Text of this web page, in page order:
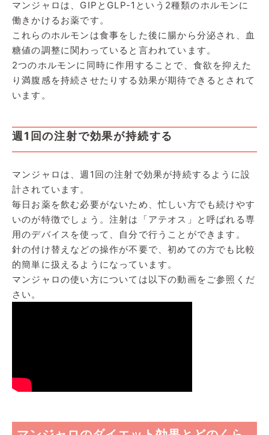
マンジャロは、GIPとGLP-1という2種類のホルモンに
働きかけるお薬です。
これらのホルモンは食事をした後に腸から分泌され、血
糖値の調整に関わっていると言われています。
2つのホルモンに同時に作用することで、食欲を抑えた
り満腹感を持続させたりする効果が期待できるとされて
います。
週1回の注射で効果が持続する
マンジャロは、週1回の注射で効果が持続するように設
計されています。
毎日お薬を飲む必要がないため、忙しい方でも続けやす
いのが特徴でしょう。注射は「アテオス」と呼ばれる専
用のデバイスを使って、自分で行うことができます。
針の付け替えなどの操作が不要で、初めての方でも比較
的簡単に扱えるようになっています。
マンジャロの使い方については以下の動画をご参照くだ
さい。